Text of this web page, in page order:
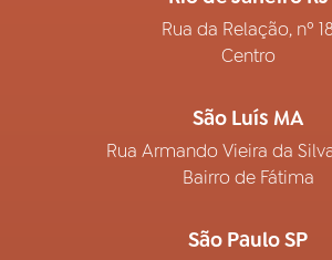
Rua da Relação, nº
Centro
São Luís MA
Rua Armando Vieira da
Bairro de Fátima
São Paulo SP